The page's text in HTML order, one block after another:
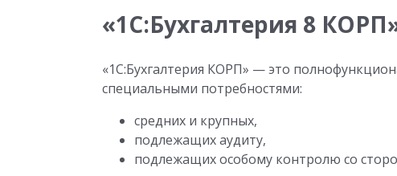
«1С:Бухгалтерия 8
«1С:Бухгалтерия КОРП» — это
специальными потребностями:
средних и крупных,
подлежащих аудиту,
подлежащих особому контролю со